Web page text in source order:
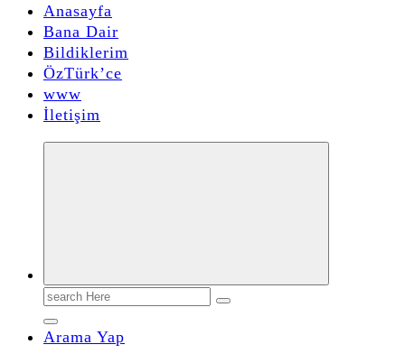
Anasayfa
Bana Dair
Bildiklerim
ÖzTürk’ce
www
İletişim
Search
for:
Arama Yap